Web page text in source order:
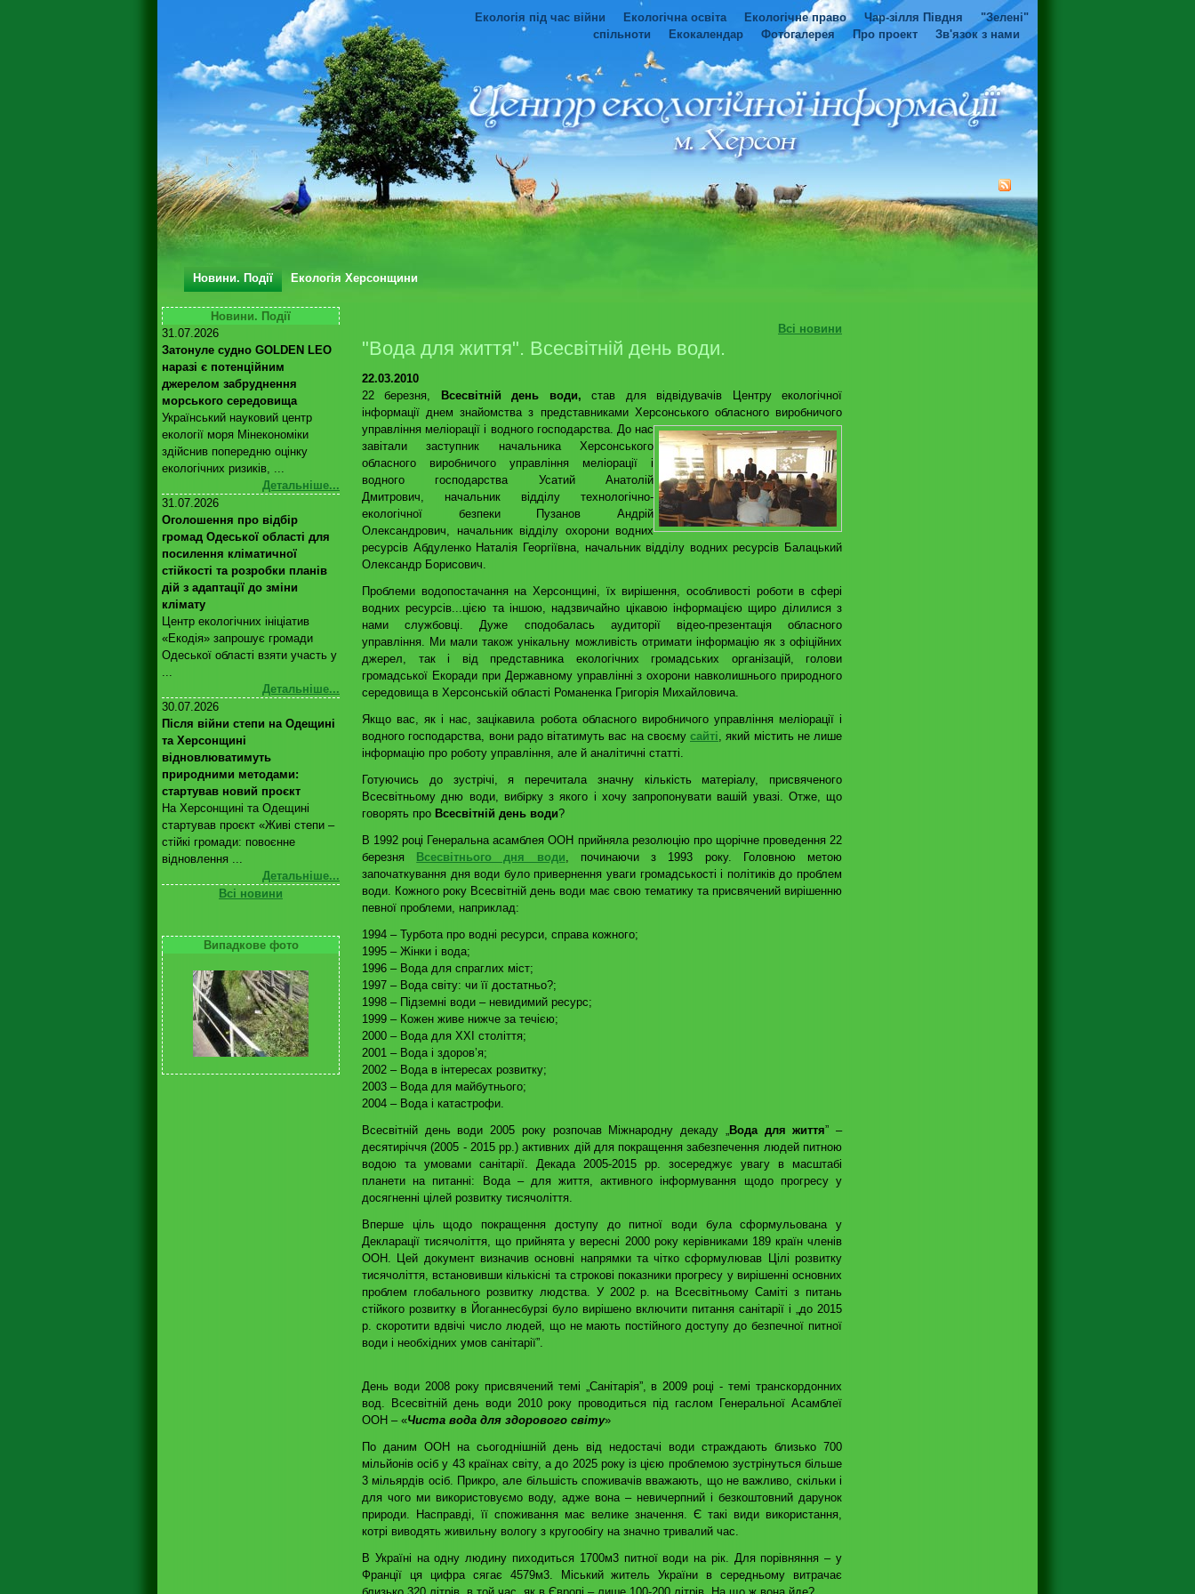
Екологія під час війни Екологічна освіта Екологічне право Чар-зілля Півдня
"Зелені"
спільноти
Екокалендар Фотогалерея Про проект Зв'язок з нами
Новини. Події Екологія Херсонщини
Новини. Події
31.07.2026
Затонуле судно GOLDEN LEO
наразі є потенційним
джерелом забруднення
морського середовища
Український науковий центр
екології моря Мінекономіки
здійснив попередню оцінку
екологічних ризиків, ...
Детальніше...
31.07.2026
Оголошення про відбір
громад Одеської області для
посилення кліматичної
стійкості та розробки планів
дій з адаптації до зміни
клімату
Центр екологічних ініціатив
«Екодія» запрошує громади
Одеської області взяти участь у
...
Детальніше...
30.07.2026
Після війни степи на Одещині
та Херсонщині
відновлюватимуть
природними методами:
стартував новий проєкт
На Херсонщині та Одещині
стартував проєкт «Живі степи –
стійкі громади: повоєнне
відновлення ...
Детальніше...
Всі новини
Випадкове фото
Всі новини
"Вода для життя". Всесвітній день води.
22.03.2010
22 березня,
Всесвітній день води, став для відвідувачів Центру екологічної
інформації днем знайомства з представниками Херсонського обласного виробничого
управління меліорації і водного господарства. До нас
завітали заступник начальника Херсонського
обласного виробничого управління меліорації і
водного господарства Усатий Анатолій
Дмитрович, начальник відділу технологічно-
екологічної безпеки Пузанов Андрій
Олександрович, начальник відділу охорони водних
ресурсів Абдуленко Наталія Георгіївна, начальник відділу водних ресурсів Балацький
Олександр Борисович.
Проблеми водопостачання на Херсонщині, їх вирішення, особливості роботи в сфері
водних ресурсів...цією та іншою, надзвичайно цікавою інформацією щиро ділилися з
нами службовці. Дуже сподобалась аудиторії відео-презентація обласного
управління. Ми мали також унікальну можливість отримати інформацію як з офіційних
джерел, так і від представника екологічних громадських організацій, голови
громадської Екоради при Державному управлінні з охорони навколишнього природного
середовища в Херсонській області Романенка Григорія Михайловича.
Якщо вас, як і нас, зацікавила робота обласного виробничого управління меліорації і
водного господарства, вони радо вітатимуть вас на своєму сайті , який містить не лише
інформацію про роботу управління, але й аналітичні статті.
Готуючись до зустрічі, я перечитала значну кількість матеріалу, присвяченого
Всесвітньому дню води, вибірку з якого і хочу запропонувати вашій увазі. Отже, що
говорять про Всесвітній день води?
В 1992 році Генеральна асамблея ООН прийняла резолюцію про щорічне проведення 22
березня
Всесвітнього дня води , починаючи з 1993 року. Головною метою
започаткування дня води було привернення уваги громадськості і політиків до проблем
води. Кожного року Всесвітній день води має свою тематику та присвячений вирішенню
певної проблеми, наприклад:
1994 – Турбота про водні ресурси, справа кожного;
1995 – Жінки і вода;
1996 – Вода для спраглих міст;
1997 – Вода світу: чи її достатньо?;
1998 – Підземні води – невидимий ресурс;
1999 – Кожен живе нижче за течією;
2000 – Вода для XXI століття;
2001 – Вода і здоров’я;
2002 – Вода в інтересах розвитку;
2003 – Вода для майбутнього;
2004 – Вода і катастрофи.
Всесвітній день води 2005 року розпочав Міжнародну декаду „
Вода для життя” –
десятиріччя (2005 - 2015 рр.) активних дій для покращення забезпечення людей питною
водою та умовами санітарії. Декада 2005-2015 рр. зосереджує увагу в масштабі
планети на питанні: Вода – для життя, активного інформування щодо прогресу у
досягненні цілей розвитку тисячоліття.
Вперше ціль щодо покращення доступу до питної води була сформульована у
Декларації тисячоліття, що прийнята у вересні 2000 року керівниками 189 країн членів
ООН. Цей документ визначив основні напрямки та чітко сформулював Цілі розвитку
тисячоліття, встановивши кількісні та строкові показники прогресу у вирішенні основних
проблем глобального розвитку людства. У 2002 р. на Всесвітньому Саміті з питань
стійкого розвитку в Йоганнесбурзі було вирішено включити питання санітарії і „до 2015
р. скоротити вдвічі число людей, що не мають постійного доступу до безпечної питної
води і необхідних умов санітарії”.
День води 2008 року присвячений темі „Санітарія”, в 2009 році - темі транскордонних
вод. Всесвітній день води 2010 року проводиться під гаслом Генеральної Асамблеї
ООН – «Чиста вода для здорового світу»
По даним ООН на сьогоднішній день від недостачі води страждають близько 700
мільйонів осіб у 43 країнах світу, а до 2025 року із цією проблемою зустрінуться більше
3 мільярдів осіб. Прикро, але більшість споживачів вважають, що не важливо, скільки і
для чого ми використовуємо воду, адже вона – невичерпний і безкоштовний дарунок
природи. Насправді, її споживання має велике значення. Є такі види використання,
котрі виводять живильну вологу з кругообігу на значно тривалий час.
В Україні на одну людину пиходиться 1700м3 питної води на рік. Для порівняння – у
Франції ця цифра сягає 4579м3. Міський житель України в середньому витрачає